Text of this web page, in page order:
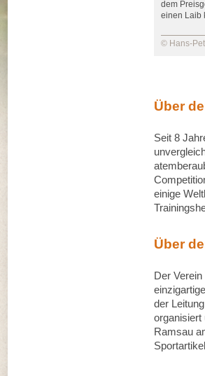
dem
einen Laib
© Hans-
Über
Seit 8
einige
Über
Der
der
organisiert
Ramsau